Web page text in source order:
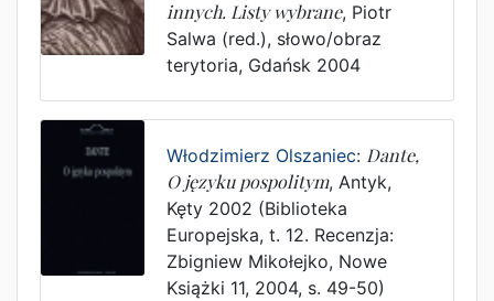
innych. Listy wybrane, Piotr
Salwa (red.), słowo/obraz
terytoria, Gdańsk 2004
Włodzimierz Olszaniec: Dante,
O języku pospolitym, Antyk,
Kęty 2002 (Biblioteka
Europejska, t. 12. Recenzja:
Zbigniew Mikołejko, Nowe
Książki 11, 2004, s. 49-50)